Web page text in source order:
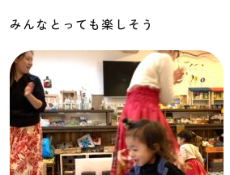
みんなとっても楽しそう